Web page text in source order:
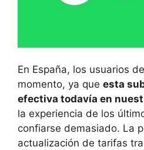
En España, los usuarios
momento, ya que esta
efectiva todavía en
la experiencia de los
confiarse demasiado. La
actualización de tarifas